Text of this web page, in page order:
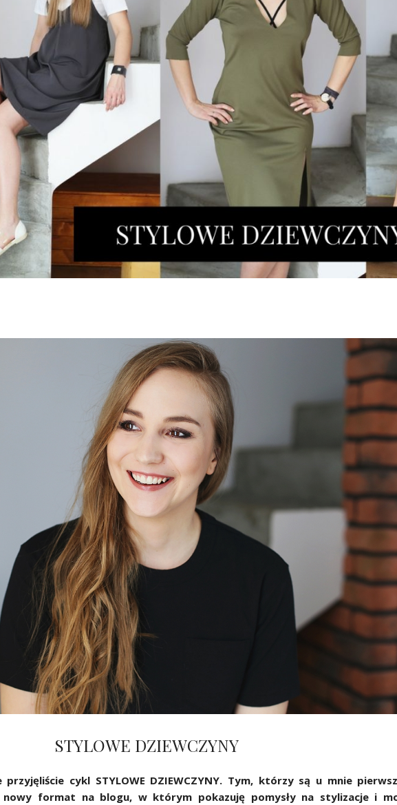
STYLOWE DZIEWCZYNY
cykl STYLOWE DZIEWCZYNY. Tym, którzy są u mnie
format na blogu, w którym pokazuję pomysły na stylizacje i